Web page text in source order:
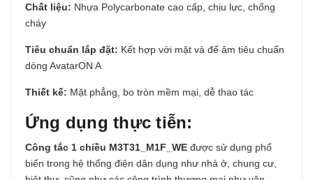
Chất liệu: Nhựa Polycarbonate cao cấp, chịu lực, chống
cháy
Tiêu chuẩn lắp đặt: Kết hợp với mặt và đế âm tiêu chuẩn
dòng AvatarON A
Thiết kế: Mặt phẳng, bo tròn mềm mại, dễ thao tác
Ứng dụng thực tiễn:
Công tắc 1 chiều M3T31_M1F_WE được sử dụng phổ
biến trong hệ thống điện dân dụng như nhà ở, chung cư,